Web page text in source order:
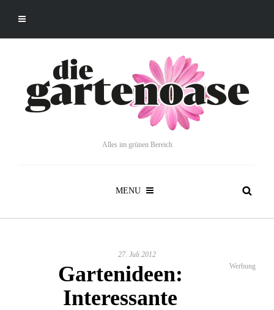
Alles im grünen Bereich
MENU
27. Juli 2012
Gartenideen:
Interessante
Werbung